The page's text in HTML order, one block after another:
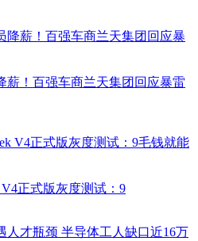
薪！百强车商兰天集团回应暴雷
V4正式版灰度测试：9